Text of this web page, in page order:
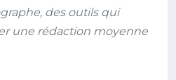
des outils qui
une rédaction moyenne